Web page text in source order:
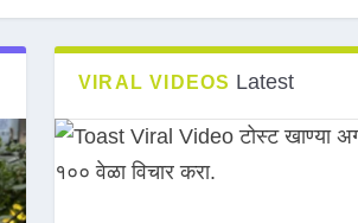
VIRAL VIDEOS Latest